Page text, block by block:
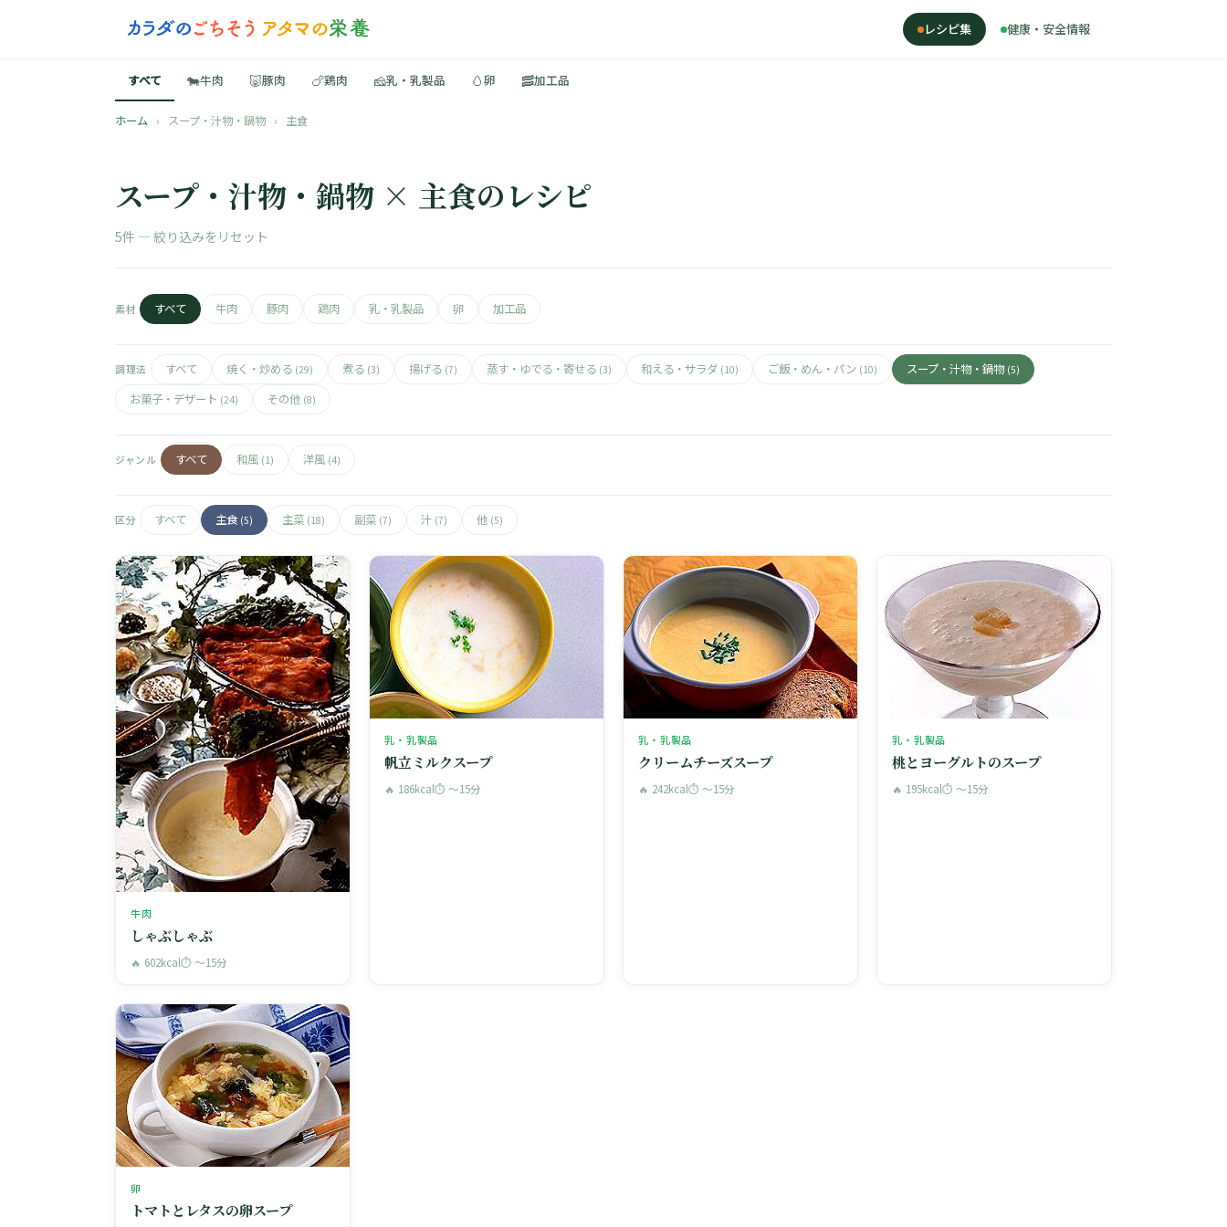
レシピ集 健康・安全情報
すべて 🐄牛肉 🐷豚肉 🍗鶏肉 🧀乳・乳製品 🥚卵 🥓加工品
ホーム › スープ・汁物・鍋物 › 主食
スープ・汁物・鍋物 × 主食のレシピ
5件 — 絞り込みをリセット
素材 すべて 牛肉 豚肉 鶏肉 乳・乳製品 卵 加工品
調理法 すべて 焼く・炒める (29) 煮る (3) 揚げる (7) 蒸す・ゆでる・寄せる (3) 和える・サラダ (10) ご飯・めん・パン (10) スープ・汁物・鍋物 (5)
お菓子・デザート (24) その他 (8)
ジャンル すべて 和風 (1) 洋風 (4)
区分 すべて 主食 (5) 主菜 (18) 副菜 (7) 汁 (7) 他 (5)
牛肉
しゃぶしゃぶ
🔥 602kcal⏱ 〜15分
乳・乳製品
帆立ミルクスープ
🔥 186kcal⏱ 〜15分
乳・乳製品
クリームチーズスープ
🔥 242kcal⏱ 〜15分
乳・乳製品
桃とヨーグルトのスープ
🔥 195kcal⏱ 〜15分
卵
トマトとレタスの卵スープ